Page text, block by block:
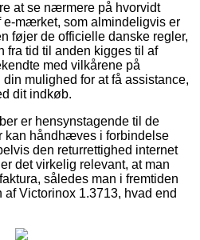
at se nærmere på hvorvidt
e-mærket, som almindeligvis er
føjer de officielle danske regler,
fra tid til anden kigges til af
med vilkårene på
mulighed for at få assistance,
dit indkøb.
er hensynstagende til de
kan håndhæves i forbindelse
den returrettighed internet
det virkelig relevant, at man
således man i fremtiden
Victorinox 1.3713, hvad end